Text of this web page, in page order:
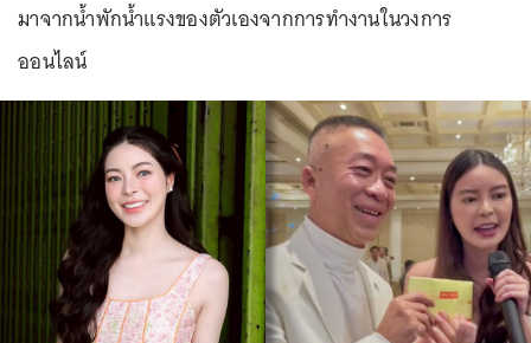
มาจากน้ำพักน้ำแรงของตัวเองจากการทำงานในวงการ
ออนไลน์